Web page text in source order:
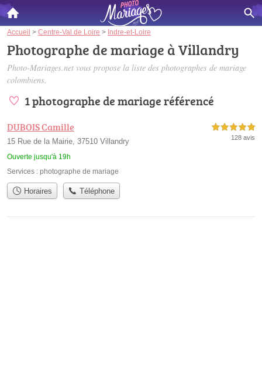
Accueil > Centre-Val de Loire > Indre-et-Loire
Photographe de mariage à Villandry
Photo-Mariages.net vous propose la liste des photographes de mariage
colombiens.
1 photographe de mariage référencé
DUBOIS Camille
15 Rue de la Mairie, 37510 Villandry
Ouverte jusqu'à 19h
5,0 étoiles sur 5
128 avis
Services : photographe de mariage
Horaires Téléphone